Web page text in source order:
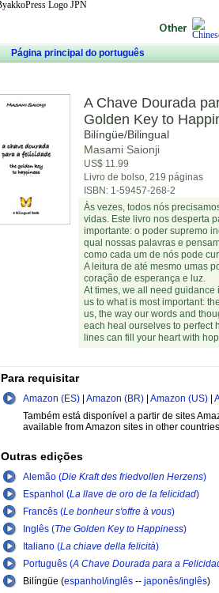
Página principal do português
A Chave Dourada
Golden Key to
Bilíngüe/Bilingual
Masami Saionji
US$ 11.99
Livro de bolso, 219 páginas
ISBN: 1-59457-268-2
Às vezes, todos nós
vidas. Este livro nos desperta
importante: o poder supremo
qual nossas palavras e
como cada um de nós pode
A leitura de até mesmo umas
coração de esperança e luz.
At times, we all need
us to what is most important:
us, the way our words and
each heal ourselves to perfect
lines can fill your heart with
Para requisitar
Amazon (ES) Amazon (BR) Amazon (US)
Também está disponível a partir de sites
available from Amazon sites in other
Outras edições
Alemão (Die Kraft des friedvollen Herzens)
Espanhol (La llave de oro de la felicidad)
Francês (Le bonheur s'offre à vous)
Inglês (The Golden Key to Happiness)
Italiano (La chiave della felicità)
Português (A Chave Dourada para a
Bilíngüe (espanhol/inglês -- japonês/inglês)